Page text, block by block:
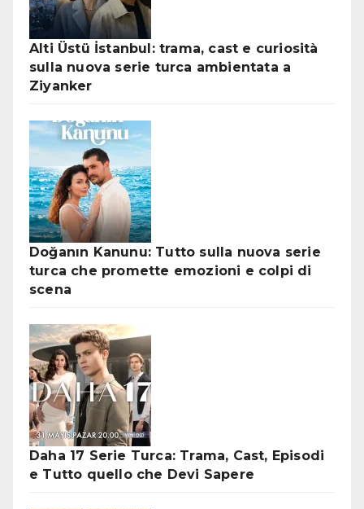
Alti Üstü İstanbul: trama, cast e curiosità
sulla nuova serie turca ambientata a
Ziyanker
Doğanın Kanunu: Tutto sulla nuova serie
turca che promette emozioni e colpi di
scena
Daha 17 Serie Turca: Trama, Cast, Episodi
e Tutto quello che Devi Sapere